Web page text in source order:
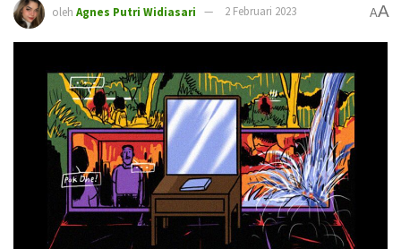
oleh Agnes Putri Widiasari 2 Februari 2023 AA